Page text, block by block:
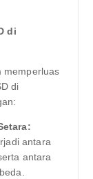
di
memperluas
di
antara
antara